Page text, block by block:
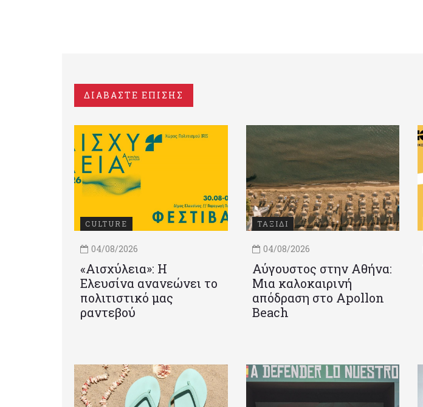
ΔΙΑΒΑΣΤΕ ΕΠΙΣΗΣ
CULTURE
04/08/2026
«Αισχύλεια»: Η
Ελευσίνα ανανεώνει το
πολιτιστικό μας
ραντεβού
ΤΑΞΙΔΙ
04/08/2026
Αύγουστος στην Αθήνα:
Μια καλοκαιρινή
απόδραση στο Apollon
Beach